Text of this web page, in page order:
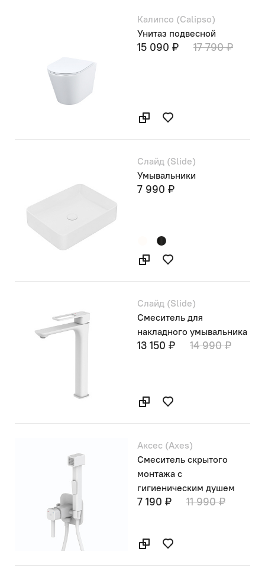
Калипсо (Calipso)
Унитаз подвесной
15 090 ₽ 17 790 ₽
Слайд (Slide)
Умывальники
7 990 ₽
Слайд (Slide)
Смеситель для
накладного умывальника
13 150 ₽ 14 990 ₽
Аксес (Axes)
Смеситель скрытого
монтажа с
гигиеническим душем
7 190 ₽ 11 990 ₽